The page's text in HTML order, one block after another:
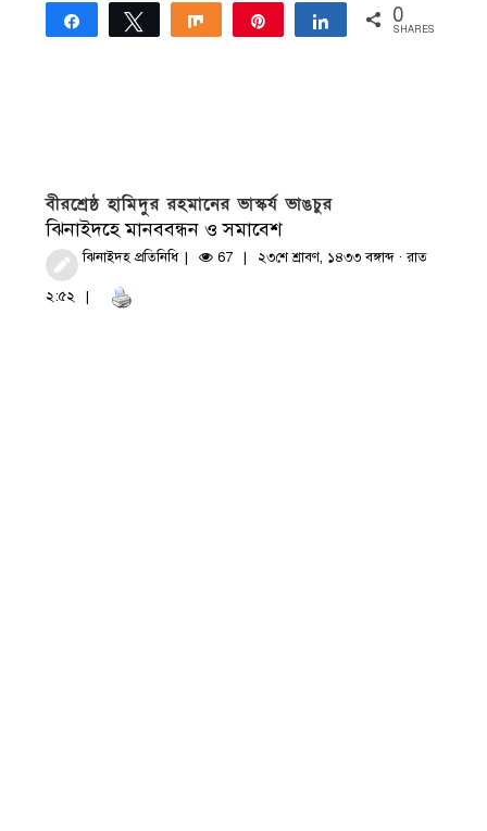
Share Tweet Share Share 0
SHARES
বীরশ্রেষ্ঠ হামিদুর রহমানের ভাস্কর্য ভাঙচুর
ঝিনাইদহে মানববন্ধন ও সমাবেশ
ঝিনাইদহ প্রতিনিধি 67 ২৩শে শ্রাবণ, ১৪৩৩ বঙ্গাব্দ · রাত
২:৫২